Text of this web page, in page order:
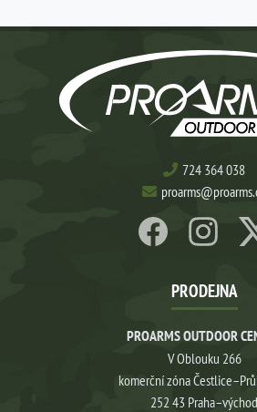
724 364 038
PRODEJNA
PROARMS OUTDOOR
V Oblouku 266
komerční zóna
252 43 Praha–východ